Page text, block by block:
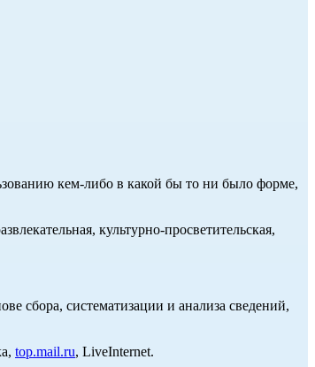
кем-либо в какой бы то ни было форме,
культурно-просветительская,
сбора, систематизации и анализа сведений,
top.mail.ru, LiveInternet.